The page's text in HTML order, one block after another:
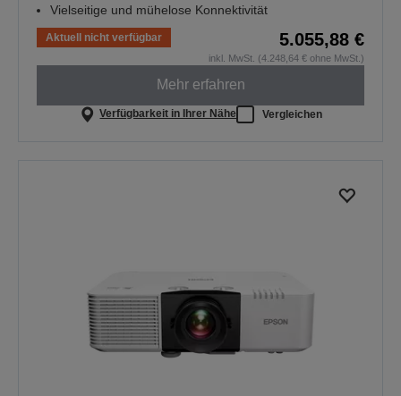
Vielseitige und mühelose Konnektivität
Aktuell nicht verfügbar 5.055,88 €
inkl. MwSt. (4.248,64 € ohne MwSt.)
Mehr erfahren
Verfügbarkeit in Ihrer Nähe Vergleichen